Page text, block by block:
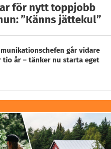
för nytt toppjobb
”Känns jättekul”
går vidare
tio år – tänker nu starta eget